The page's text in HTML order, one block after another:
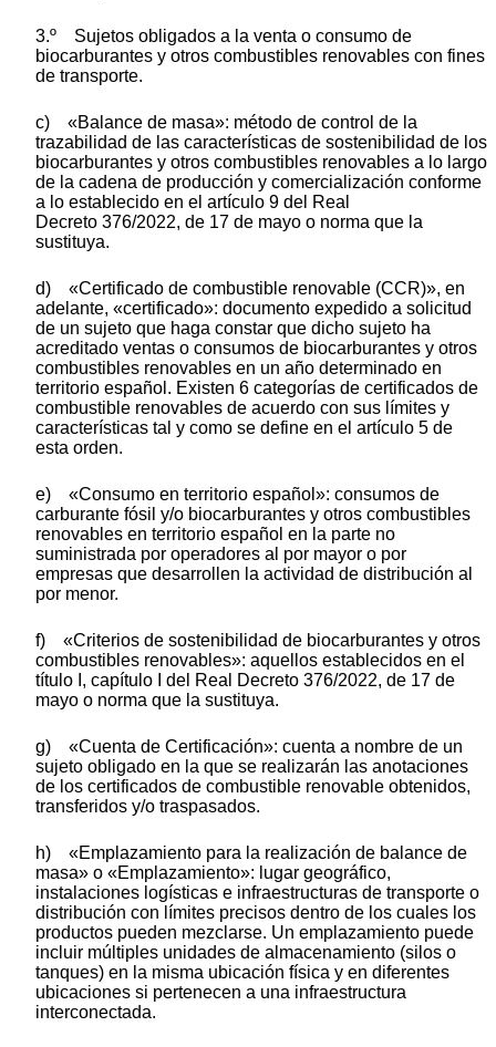
3.º Sujetos obligados a la venta o consumo de
biocarburantes y otros combustibles renovables con fines
de transporte.
c) «Balance de masa»: método de control de la
trazabilidad de las características de sostenibilidad de los
biocarburantes y otros combustibles renovables a lo largo
de la cadena de producción y comercialización conforme
a lo establecido en el artículo 9 del Real
Decreto 376/2022, de 17 de mayo o norma que la
sustituya.
d) «Certificado de combustible renovable (CCR)», en
adelante, «certificado»: documento expedido a solicitud
de un sujeto que haga constar que dicho sujeto ha
acreditado ventas o consumos de biocarburantes y otros
combustibles renovables en un año determinado en
territorio español. Existen 6 categorías de certificados de
combustible renovables de acuerdo con sus límites y
características tal y como se define en el artículo 5 de
esta orden.
e) «Consumo en territorio español»: consumos de
carburante fósil y/o biocarburantes y otros combustibles
renovables en territorio español en la parte no
suministrada por operadores al por mayor o por
empresas que desarrollen la actividad de distribución al
por menor.
f) «Criterios de sostenibilidad de biocarburantes y otros
combustibles renovables»: aquellos establecidos en el
título I, capítulo I del Real Decreto 376/2022, de 17 de
mayo o norma que la sustituya.
g) «Cuenta de Certificación»: cuenta a nombre de un
sujeto obligado en la que se realizarán las anotaciones
de los certificados de combustible renovable obtenidos,
transferidos y/o traspasados.
h) «Emplazamiento para la realización de balance de
masa» o «Emplazamiento»: lugar geográfico,
instalaciones logísticas e infraestructuras de transporte o
distribución con límites precisos dentro de los cuales los
productos pueden mezclarse. Un emplazamiento puede
incluir múltiples unidades de almacenamiento (silos o
tanques) en la misma ubicación física y en diferentes
ubicaciones si pertenecen a una infraestructura
interconectada.